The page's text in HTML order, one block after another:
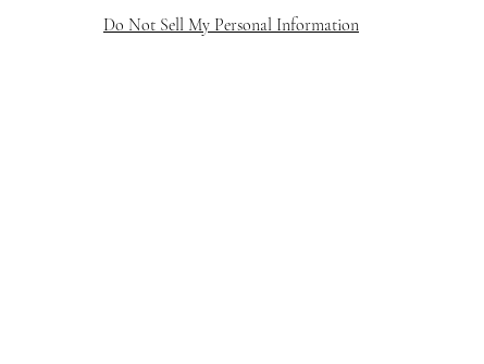
Do Not Sell My Personal Information